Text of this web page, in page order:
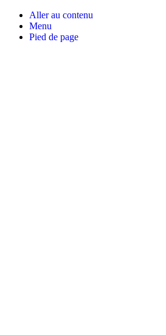
Aller au contenu
Menu
Pied de page